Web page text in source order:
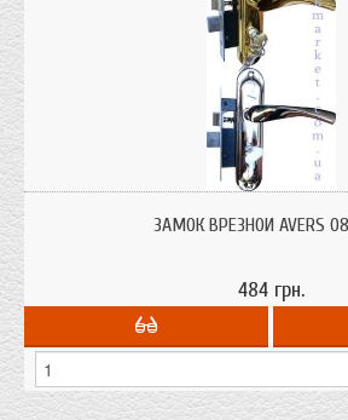
или ключ-поворотник.ЗАМОК ВРЕЗНОЙ AVERS
484 грн.